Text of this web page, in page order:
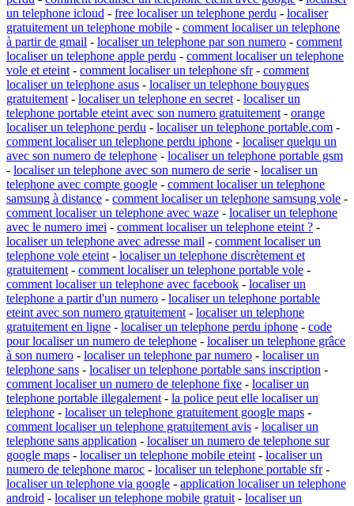
un telephone icloud - free localiser un telephone perdu - localiser
gratuitement un telephone mobile - comment localiser un telephone
à partir de gmail - localiser un telephone par son numero - comment
localiser un telephone apple perdu - comment localiser un telephone
vole et eteint - comment localiser un telephone sfr- comment
localiser un telephone asus - localiser un telephone bouygues
gratuitement - localiser un telephone en secret - localiser un
telephone portable eteint avec son numero gratuitement - orange
localiser un telephone perdu - localiser un telephone portable.com -
comment localiser un telephone perdu iphone - localiser quelqu un
avec son numero de telephone - localiser un telephone portable gsm
- localiser un telephone avec son numero de serie - localiser un
telephone avec compte google - comment localiser un telephone
samsung à distance - comment localiser un telephone samsung vole -
comment localiser un telephone avec waze - localiser un telephone
avec le numero imei - comment localiser un telephone eteint ? -
localiser un telephone avec adresse mail - comment localiser un
telephone vole eteint - localiser un telephone discrètement et
gratuitement - comment localiser un telephone portable vole -
comment localiser un telephone avec facebook - localiser un
telephone a partir d'un numero - localiser un telephone portable
eteint avec son numero gratuitement - localiser un telephone
gratuitement en ligne - localiser un telephone perdu iphone - code
pour localiser un numero de telephone - localiser un telephone grâce
à son numero - localiser un telephone par numero - localiser un
telephone sans - localiser un telephone portable sans inscription -
comment localiser un numero de telephone fixe - localiser un
telephone portable illegalement - la police peut elle localiser un
telephone - localiser un telephone gratuitement google maps -
comment localiser un telephone gratuitement avis - localiser un
telephone sans application - localiser un numero de telephone sur
google maps - localiser un telephone mobile eteint - localiser un
numero de telephone maroc - localiser un telephone portable sfr-
localiser un telephone via google - application localiser un telephone
android - localiser un telephone mobile gratuit - localiser un